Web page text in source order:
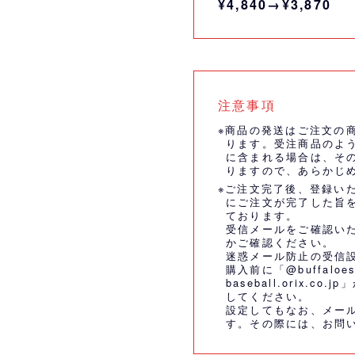
¥4,840→¥3,870
注意事項
※商品の発送はご注文の
ります。受注商品のよ
に含まれる場合は、そ
りますので、あらかじ
※ご注文完了後、登録い
にご注文が完了した旨
ております。
受信メールをご確認い
かご確認ください。
迷惑メール防止の受信
購入前に「
baseball.orix.co.jp」
してください。
設定してもなお、メー
す。その際には、 お問